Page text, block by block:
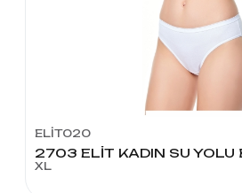
ELİT020
2703 ELİT KADIN SU YOLU
XL